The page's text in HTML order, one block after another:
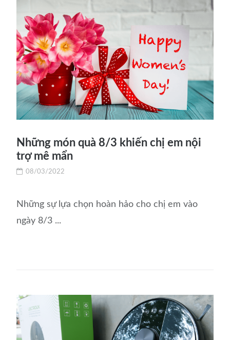
Những món quà 8/3 khiến chị em nội
trợ mê mẩn
08/03/2022
Những sự lựa chọn hoàn hảo cho chị em vào
ngày 8/3 ...